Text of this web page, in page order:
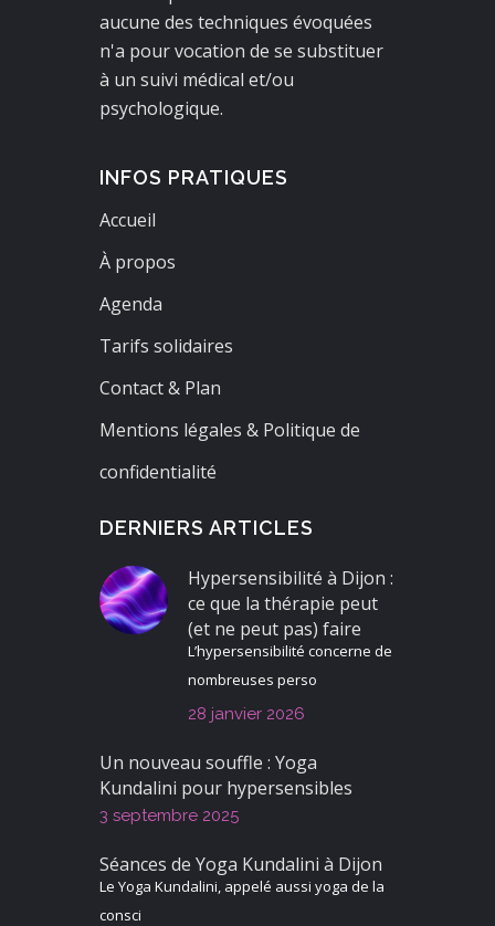
aucune des techniques évoquées
n'a pour vocation de se substituer
à un suivi médical et/ou
psychologique.
INFOS PRATIQUES
Accueil
À propos
Agenda
Tarifs solidaires
Contact & Plan
Mentions légales & Politique de
confidentialité
DERNIERS ARTICLES
Hypersensibilité à Dijon :
ce que la thérapie peut
(et ne peut pas) faire
L’hypersensibilité concerne de
nombreuses perso
28 janvier 2026
Un nouveau souffle : Yoga
Kundalini pour hypersensibles
3 septembre 2025
Séances de Yoga Kundalini à Dijon
Le Yoga Kundalini, appelé aussi yoga de la
consci